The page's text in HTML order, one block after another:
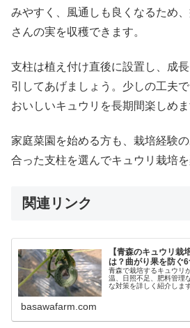
みやすく、風通しも良くなるため
さんの実を収穫できます。
支柱は植え付け直後に設置し、成
引してあげましょう。少しの工夫
おいしいキュウリを長期間楽しめま
家庭菜園を始める方も、栽培経験
合った支柱を選んでキュウリ栽培を
関連リンク
【青森のキュウリ栽
は？曲がり果を防ぐ
青森で栽培するキュウリ
温、日照不足、肥料管理
な対策を詳しく紹介します
basawafarm.com